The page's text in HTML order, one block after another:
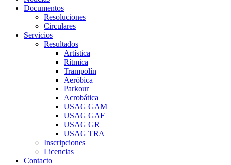
Documentos
Resoluciones
Circulares
Servicios
Resultados
Artística
Rítmica
Trampolín
Aeróbica
Parkour
Acrobática
USAG GAM
USAG GAF
USAG GR
USAG TRA
Inscripciones
Licencias
Contacto